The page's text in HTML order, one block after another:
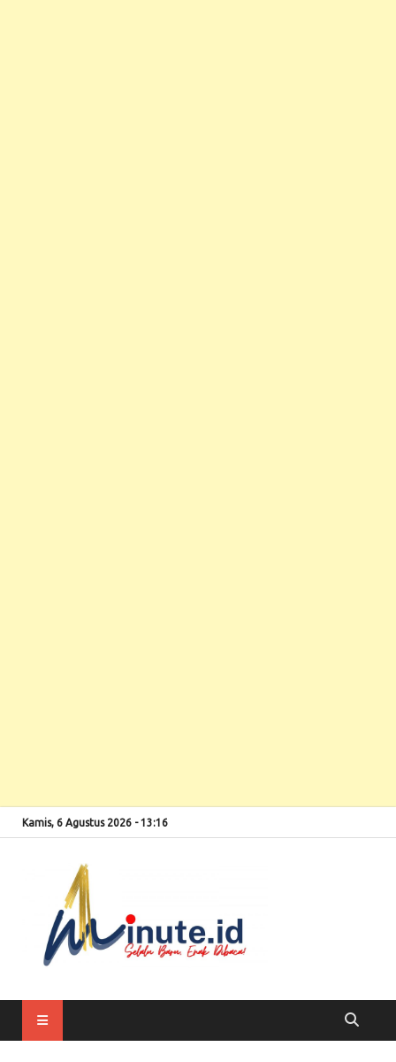
Kamis, 6 Agustus 2026 - 13:16